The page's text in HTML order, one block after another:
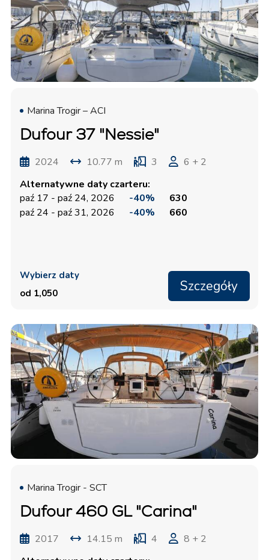
Marina Trogir – ACI
Dufour 37 "Nessie"
2024 10.77 m 3
6 + 2
Alternatywne daty czarteru:
paź 17 - paź 24, 2026
-40%
630
paź 24 - paź 31, 2026
-40% 660
Wybierz daty
od 1,050
Szczegóły
Marina Trogir - SCT
Dufour 460 GL "Carina"
2017 14.15 m 4
8 + 2